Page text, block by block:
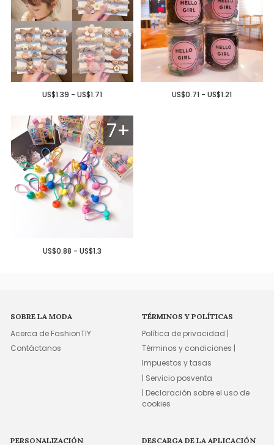
US$1.39 - US$1.71 US$0.71 - US$1.21
7+
US$0.88 - US$1.3
SOBRE LA MODA
Acerca de FashionTIY
Contáctanos
TÉRMINOS Y POLÍTICAS
Política de privacidad |
Términos y condiciones |
Impuestos y tasas
| Servicio posventa
| Declaración sobre el uso de
cookies
PERSONALIZACIÓN DESCARGA DE LA APLICACIÓN